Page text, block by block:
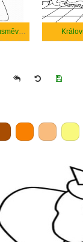
Královna roztomilá úsměvem